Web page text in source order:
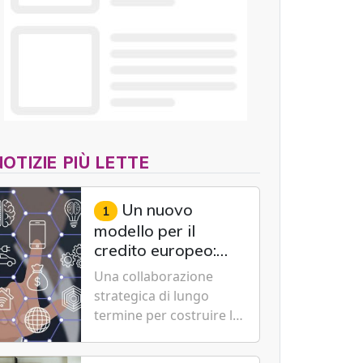
PIÙ LETTE
1 Un nuovo
modello per il
credito europeo:
UniCredit,
Accenture e IBM
scommettono
sull'innovazione
tecnologica
Una collaborazione
strategica di lungo
termine per costruire la
nuova generazione